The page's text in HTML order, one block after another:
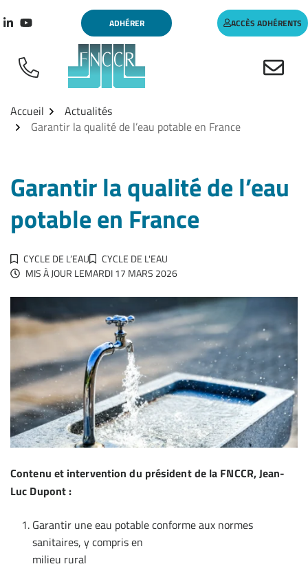
au
Lien vers le compte Linkedin
Lien vers la chaîne Youtube
ADHÉRER ACCÈS ADHÉRENTS
Accueil
Actualités
Garantir la qualité de l’eau potable en France
Garantir la qualité de l’eau
potable en France
CYCLE DE L’EAU
CYCLE DE L'EAU
MIS À JOUR LEMARDI 17 MARS 2026
Contenu et intervention du président de la FNCCR, Jean-
Luc Dupont :
Garantir une eau potable conforme aux normes
sanitaires, y compris en
milieu rural